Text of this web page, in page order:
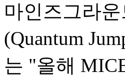
마인즈그라
(Quantum
는 "올해